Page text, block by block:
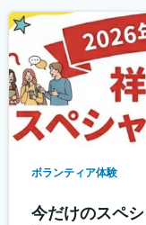
ボランティア体験
今だけのスペ